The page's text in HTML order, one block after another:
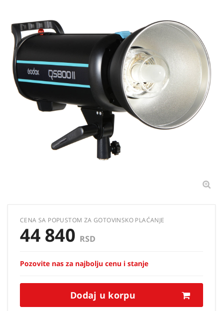
CENA SA POPUSTOM ZA GOTOVINSKO PLAĆANJE
44 840 RSD
Pozovite nas za najbolju cenu i stanje
Dodaj u korpu